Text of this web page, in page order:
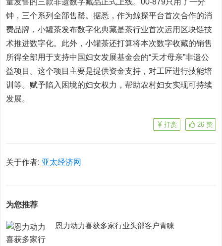
量发售的三款非遗数字藏品正式上线。00-879只用了一分
钟，三个系列全部售罄。据悉，作为鲸探平台首次合作的消
费品牌，小罐茶发布数字化典藏是茶行业首次运用区块链技
术推进数字化。此外，小罐茶还打算将本次数字收藏的销售
所得全部用于支持中国妇女发展基金会的“天才母亲”非遗公
益项目。这个项目主要是提供资金支持，对工匠进行技能培
训等。赋予陷入困境的妇女权力，帮助农村妇女实现可持续
发展。
26 赞
打赏
关于作者: 亚太经济网
为您推荐
恩力动力喜获多家行业头部客户青睐